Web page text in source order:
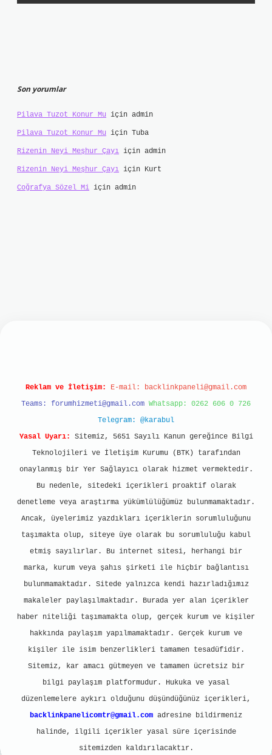
Son yorumlar
Pilava Tuzot Konur Mu için admin
Pilava Tuzot Konur Mu için Tuba
Rizenin Neyi Meşhur Çayı için admin
Rizenin Neyi Meşhur Çayı için Kurt
Coğrafya Sözel Mi için admin
Reklam ve İletişim: E-mail: backlinkpaneli@gmail.com
Teams: forumhizmeti@gmail.com Whatsapp: 0262 606 0 726
Telegram: @karabul
Yasal Uyarı:
Sitemiz, 5651 Sayılı Kanun gereğince Bilgi
Teknolojileri ve İletişim Kurumu (BTK) tarafından
onaylanmış bir Yer Sağlayıcı olarak hizmet vermektedir.
Bu nedenle, sitedeki içerikleri proaktif olarak
denetleme veya araştırma yükümlülüğümüz bulunmamaktadır.
Ancak, üyelerimiz yazdıkları içeriklerin sorumluluğunu
taşımakta olup, siteye üye olarak bu sorumluluğu kabul
etmiş sayılırlar. Bu internet sitesi, herhangi bir
marka, kurum veya şahıs şirketi ile hiçbir bağlantısı
bulunmamaktadır. Sitede yalnızca kendi hazırladığımız
makaleler paylaşılmaktadır. Burada yer alan içerikler
haber niteliği taşımamakta olup, gerçek kurum ve kişiler
hakkında paylaşım yapılmamaktadır. Gerçek kurum ve
kişiler ile isim benzerlikleri tamamen tesadüfidir.
Sitemiz, kar amacı gütmeyen ve tamamen ücretsiz bir
bilgi paylaşım platformudur. Hukuka ve yasal
düzenlemelere aykırı olduğunu düşündüğünüz içerikleri,
backlinkpanelicomtr@gmail.com adresine bildirmeniz
halinde, ilgili içerikler yasal süre içerisinde
sitemizden kaldırılacaktır.